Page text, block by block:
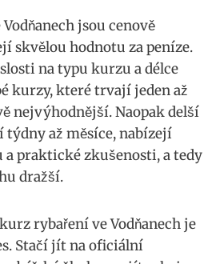
jsou cenově
skvělou hodnotu za peníze.
na typu kurzu a délce
kurzy,⁢ které trvají jeden až
⁢nejvýhodnější. Naopak delší⁤
až měsíce, nabízejí
praktické zkušenosti, a tedy
dražší.
⁤rybaření ve Vodňanech je
Stačí jít na oficiální